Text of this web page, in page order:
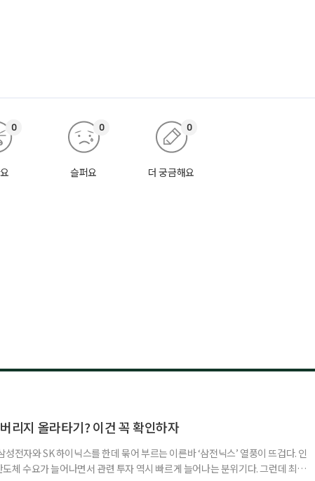
0
슬퍼요
0
더 궁금해요
0
리지 올라타기? 이건 꼭 확인하자
전자와 SK 하이닉스를 한데 묶어 부르는 이른바 ‘삼전닉스’ 열풍이 뜨겁다. 인
체 수요가 늘어나면서 관련 투자 역시 빠르게 늘어나는 분위기다. 그런데 최근